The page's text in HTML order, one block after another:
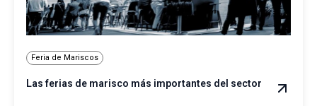
Feria de Mariscos
Las ferias de marisco más importantes del sector